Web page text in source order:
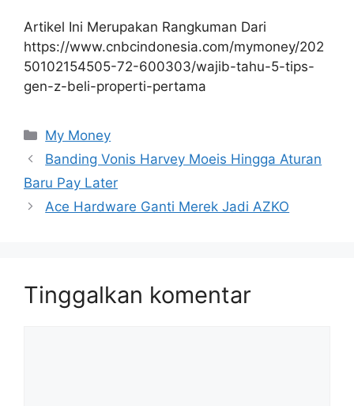
Artikel Ini Merupakan Rangkuman Dari
https://www.cnbcindonesia.com/mymoney/202
50102154505-72-600303/wajib-tahu-5-tips-
gen-z-beli-properti-pertama
Kategori
My Money
Banding Vonis Harvey Moeis Hingga Aturan
Baru Pay Later
Ace Hardware Ganti Merek Jadi AZKO
Tinggalkan komentar